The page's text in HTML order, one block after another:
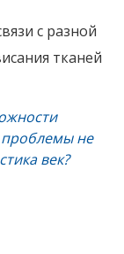
с разной
тканей
проблемы не
век?